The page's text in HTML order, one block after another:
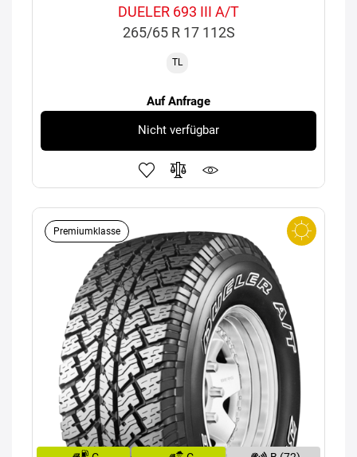
DUELER 693 III A/T
265/65 R 17 112S
TL
Auf Anfrage
Nicht verfügbar
Premiumklasse